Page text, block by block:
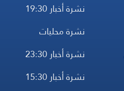
نشرة أخبار 19:30
نشرة محليات
نشرة أخبار 23:30
نشرة أخبار 15:30